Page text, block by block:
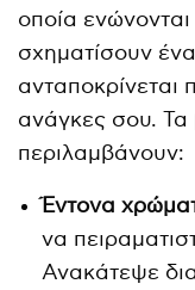
οποία
σχηματίσουν
ανταποκρίνεται
ανάγκες σου. Τα
περιλαμβάνουν:
Έντονα
να
Ανακάτεψε